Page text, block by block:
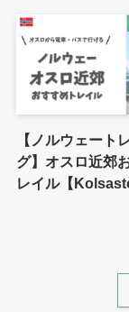
【ノルウェート
グ】オスロ近郊
レイル【